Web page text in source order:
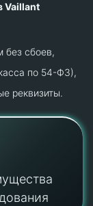
Vaillant
без сбоев,
по 54-ФЗ),
реквизиты.